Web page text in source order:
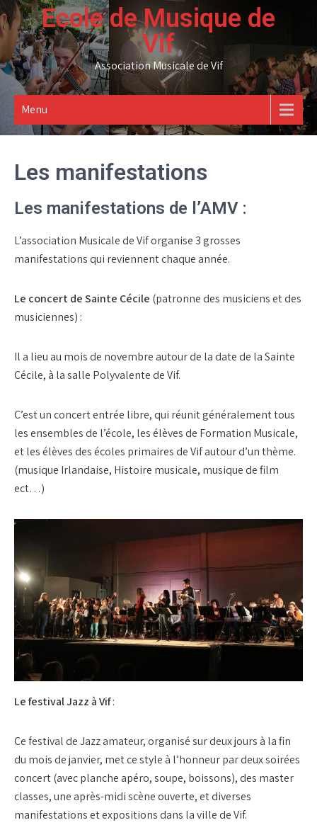
Skip
to
content
Ecole de Musique de
Vif
Association Musicale de Vif
Menu
Les manifestations
Les manifestations de l’AMV :
L’association Musicale de Vif organise 3 grosses
manifestations qui reviennent chaque année.
Le concert de Sainte Cécile (patronne des musiciens et des
musiciennes) :
Il a lieu au mois de novembre autour de la date de la Sainte
Cécile, à la salle Polyvalente de Vif.
C’est un concert entrée libre, qui réunit généralement tous
les ensembles de l’école, les élèves de Formation Musicale,
et les élèves des écoles primaires de Vif autour d’un thème.
(musique Irlandaise, Histoire musicale, musique de film
ect…)
Le festival Jazz à Vif:
Ce festival de Jazz amateur, organisé sur deux jours à la fin
du mois de janvier, met ce style à l’honneur par deux soirées
concert (avec planche apéro, soupe, boissons), des master
classes, une après-midi scène ouverte, et diverses
manifestations et expositions dans la ville de Vif.